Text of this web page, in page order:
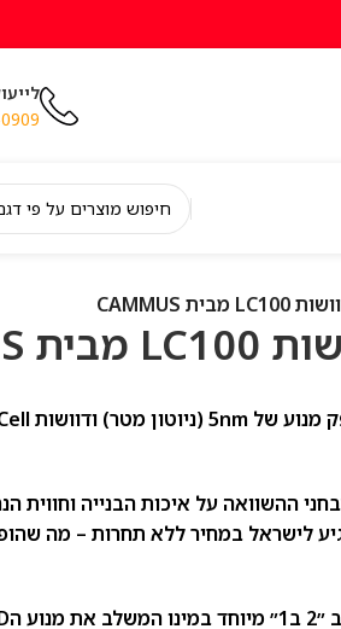
ההשוואה על איכות הבנייה וחווית
לישראל במחיר ללא תחרות – מה